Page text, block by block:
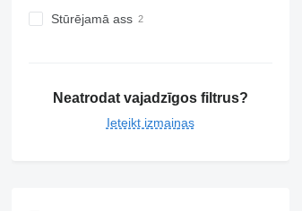
Stūrējamā ass
Neatrodat vajadzīgos filtrus?
Ieteikt izmaiņas